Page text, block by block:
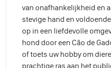
van onafhankelijkheid en
stevige hand en
op in een liefdevolle
hond door een Cão de
of toets uw hobby om
prachtige ras aan het